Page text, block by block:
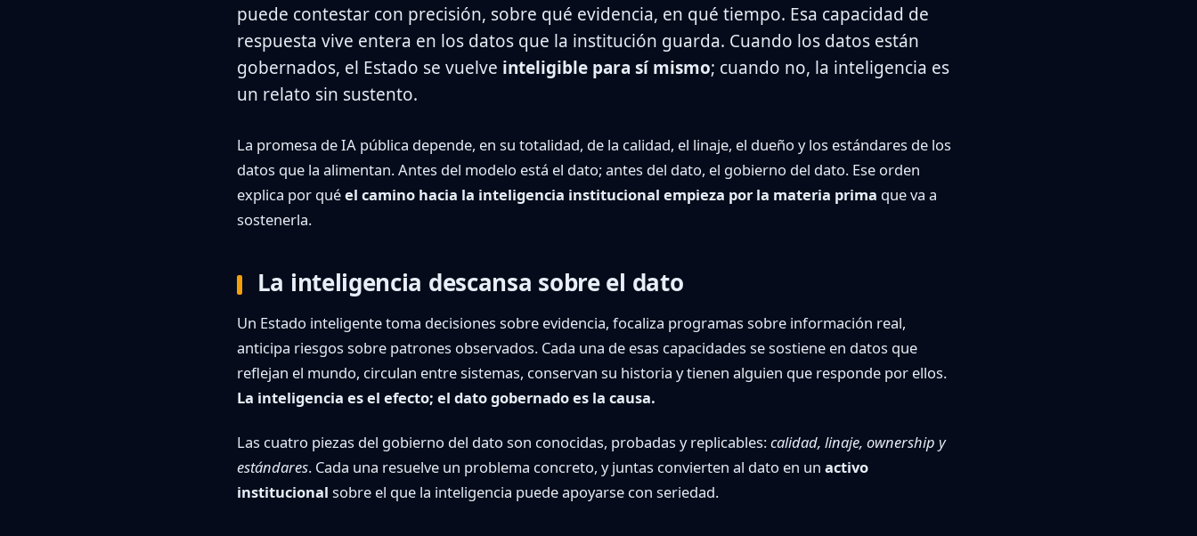
puede contestar con precisión, sobre qué evidencia, en qué tiempo. Esa capacidad de
respuesta vive entera en los datos que la institución guarda. Cuando los datos están
gobernados, el Estado se vuelve inteligible para sí mismo; cuando no, la inteligencia es
un relato sin sustento.
La promesa de IA pública depende, en su totalidad, de la calidad, el linaje, el dueño y los estándares de los
datos que la alimentan. Antes del modelo está el dato; antes del dato, el gobierno del dato. Ese orden
explica por quéel camino hacia la inteligencia institucional empieza por la materia prima que va a
sostenerla.
La inteligencia descansa sobre el dato
Un Estado inteligente toma decisiones sobre evidencia, focaliza programas sobre información real,
anticipa riesgos sobre patrones observados. Cada una de esas capacidades se sostiene en datos que
reflejan el mundo, circulan entre sistemas, conservan su historia y tienen alguien que responde por ellos.
La inteligencia es el efecto; el dato gobernado es la causa.
Las cuatro piezas del gobierno del dato son conocidas, probadas y replicables:calidad, linaje, ownership y
estándares. Cada una resuelve un problema concreto, y juntas convierten al dato en un activo
institucional sobre el que la inteligencia puede apoyarse con seriedad.